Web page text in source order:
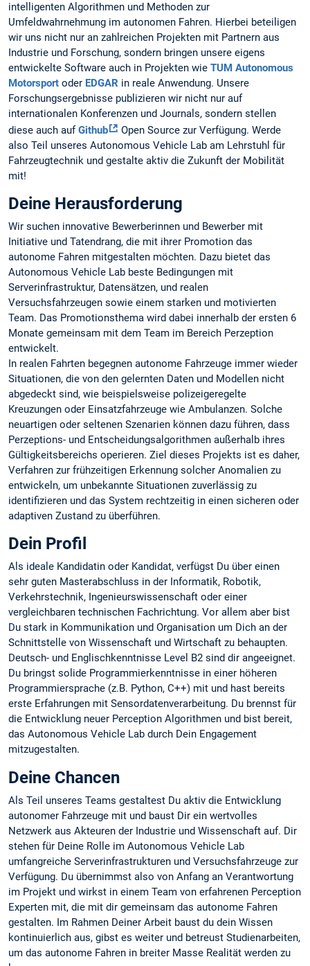
intelligenten Algorithmen und Methoden zur
Umfeldwahrnehmung im autonomen Fahren. Hierbei beteiligen
wir uns nicht nur an zahlreichen Projekten mit Partnern aus
Industrie und Forschung, sondern bringen unsere eigens
entwickelte Software auch in Projekten wie TUM Autonomous
Motorsport oder EDGAR in reale Anwendung. Unsere
Forschungsergebnisse publizieren wir nicht nur auf
internationalen Konferenzen und Journals, sondern stellen
diese auch aufGithub
Open Source zur Verfügung. Werde
also Teil unseres Autonomous Vehicle Lab am Lehrstuhl für
Fahrzeugtechnik und gestalte aktiv die Zukunft der Mobilität
mit!
Deine Herausforderung
Wir suchen innovative Bewerberinnen und Bewerber mit
Initiative und Tatendrang, die mit ihrer Promotion das
autonome Fahren mitgestalten möchten. Dazu bietet das
Autonomous Vehicle Lab beste Bedingungen mit
Serverinfrastruktur, Datensätzen, und realen
Versuchsfahrzeugen sowie einem starken und motivierten
Team. Das Promotionsthema wird dabei innerhalb der ersten 6
Monate gemeinsam mit dem Team im Bereich Perzeption
entwickelt.
In realen Fahrten begegnen autonome Fahrzeuge immer wieder
Situationen, die von den gelernten Daten und Modellen nicht
abgedeckt sind, wie beispielsweise polizeigeregelte
Kreuzungen oder Einsatzfahrzeuge wie Ambulanzen. Solche
neuartigen oder seltenen Szenarien können dazu führen, dass
Perzeptions- und Entscheidungsalgorithmen außerhalb ihres
Gültigkeitsbereichs operieren. Ziel dieses Projekts ist es daher,
Verfahren zur frühzeitigen Erkennung solcher Anomalien zu
entwickeln, um unbekannte Situationen zuverlässig zu
identifizieren und das System rechtzeitig in einen sicheren oder
adaptiven Zustand zu überführen.
Dein Profil
Als ideale Kandidatin oder Kandidat, verfügst Du über einen
sehr guten Masterabschluss in der Informatik, Robotik,
Verkehrstechnik, Ingenieurswissenschaft oder einer
vergleichbaren technischen Fachrichtung. Vor allem aber bist
Du stark in Kommunikation und Organisation um Dich an der
Schnittstelle von Wissenschaft und Wirtschaft zu behaupten.
Deutsch- und Englischkenntnisse Level B2 sind dir angeeignet.
Du bringst solide Programmierkenntnisse in einer höheren
Programmiersprache (z.B. Python, C++) mit und hast bereits
erste Erfahrungen mit Sensordatenverarbeitung. Du brennst für
die Entwicklung neuer Perception Algorithmen und bist bereit,
das Autonomous Vehicle Lab durch Dein Engagement
mitzugestalten.
Deine Chancen
Als Teil unseres Teams gestaltest Du aktiv die Entwicklung
autonomer Fahrzeuge mit und baust Dir ein wertvolles
Netzwerk aus Akteuren der Industrie und Wissenschaft auf. Dir
stehen für Deine Rolle im Autonomous Vehicle Lab
umfangreiche Serverinfrastrukturen und Versuchsfahrzeuge zur
Verfügung. Du übernimmst also von Anfang an Verantwortung
im Projekt und wirkst in einem Team von erfahrenen Perception
Experten mit, die mit dir gemeinsam das autonome Fahren
gestalten. Im Rahmen Deiner Arbeit baust du dein Wissen
kontinuierlich aus, gibst es weiter und betreust Studienarbeiten,
um das autonome Fahren in breiter Masse Realität werden zu